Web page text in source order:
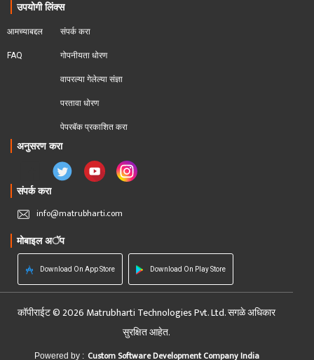
उपयोगी लिंक्स
आमच्याबद्दल
FAQ
संपर्क करा
गोपनीयता धोरण
वापरल्या गेलेल्या संज्ञा
परतावा धोरण
पेपरबॅक प्रकाशित करा
अनुसरण करा
संपर्क करा
info@matrubharti.com
मोबाइल अॅप
Download On App Store Download On Play Store
कॉपीराईट © 2026 Matrubharti Technologies Pvt. Ltd. सगळे अधिकार
सुरक्षित आहेत.
Powered by : Custom Software Development Company India